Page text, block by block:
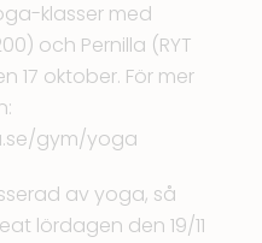
klasser med
och Pernilla (RYT
17 oktober. För mer
gym/yoga
av yoga, så
lördagen den 19/11